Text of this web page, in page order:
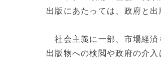
出版にあたっては、政府と
社会主義に一部、市場経済
出版物への検閲や政府の介入